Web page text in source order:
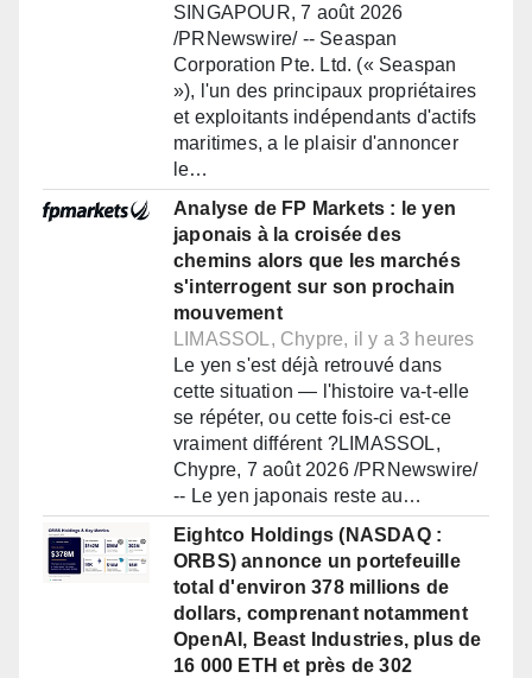
SINGAPOUR, 7 août 2026
/PRNewswire/ -- Seaspan
Corporation Pte. Ltd. (« Seaspan
»), l'un des principaux propriétaires
et exploitants indépendants d'actifs
maritimes, a le plaisir d'annoncer
le…
Analyse de FP Markets : le yen
japonais à la croisée des
chemins alors que les marchés
s'interrogent sur son prochain
mouvement
LIMASSOL, Chypre, il y a 3 heures
Le yen s'est déjà retrouvé dans
cette situation — l'histoire va-t-elle
se répéter, ou cette fois-ci est-ce
vraiment différent ?LIMASSOL,
Chypre, 7 août 2026 /PRNewswire/
-- Le yen japonais reste au…
Eightco Holdings (NASDAQ :
ORBS) annonce un portefeuille
total d'environ 378 millions de
dollars, comprenant notamment
OpenAI, Beast Industries, plus de
16 000 ETH et près de 302